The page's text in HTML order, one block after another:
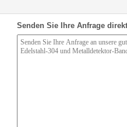
Senden Sie Ihre Anfrage